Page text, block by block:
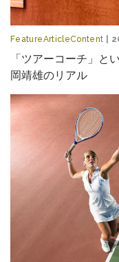
FeatureArticleContent |
「ツアーコーチ」
岡靖雄のリアル